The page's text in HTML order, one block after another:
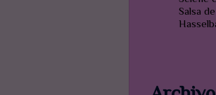
Salsa